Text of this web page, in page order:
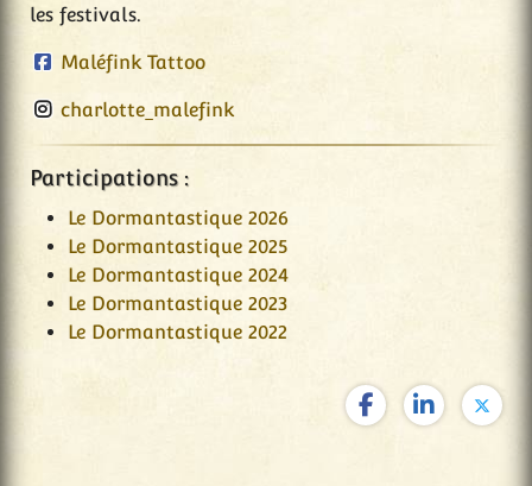
les festivals.
Maléfink Tattoo
charlotte_malefink
Participations :
Le Dormantastique 2026
Le Dormantastique 2025
Le Dormantastique 2024
Le Dormantastique 2023
Le Dormantastique 2022